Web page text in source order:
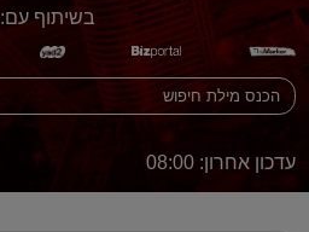
בשיתוף עם:
עדכון אחרון: 08:00